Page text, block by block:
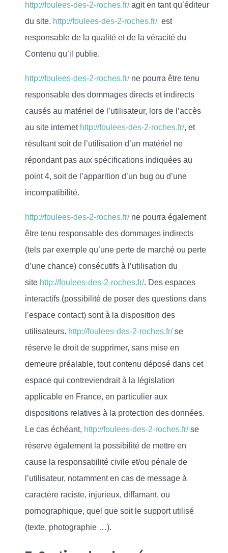
http://foulees-des-2-roches.fr/agit en tant qu’éditeur
du site. http://foulees-des-2-roches.fr/est
responsable de la qualité et de la véracité du
Contenu qu’il publie.
http://foulees-des-2-roches.fr/ne pourra être tenu
responsable des dommages directs et indirects
causés au matériel de l’utilisateur, lors de l’accès
au site internet http://foulees-des-2-roches.fr/, et
résultant soit de l’utilisation d’un matériel ne
répondant pas aux spécifications indiquées au
point 4, soit de l’apparition d’un bug ou d’une
incompatibilité.
http://foulees-des-2-roches.fr/ne pourra également
être tenu responsable des dommages indirects
(tels par exemple qu’une perte de marché ou perte
d’une chance) consécutifs à l’utilisation du
site http://foulees-des-2-roches.fr/. Des espaces
interactifs (possibilité de poser des questions dans
l’espace contact) sont à la disposition des
utilisateurs. http://foulees-des-2-roches.fr/se
réserve le droit de supprimer, sans mise en
demeure préalable, tout contenu déposé dans cet
espace qui contreviendrait à la législation
applicable en France, en particulier aux
dispositions relatives à la protection des données.
Le cas échéant, http://foulees-des-2-roches.fr/se
réserve également la possibilité de mettre en
cause la responsabilité civile et/ou pénale de
l’utilisateur, notamment en cas de message à
caractère raciste, injurieux, diffamant, ou
pornographique, quel que soit le support utilisé
(texte, photographie …).